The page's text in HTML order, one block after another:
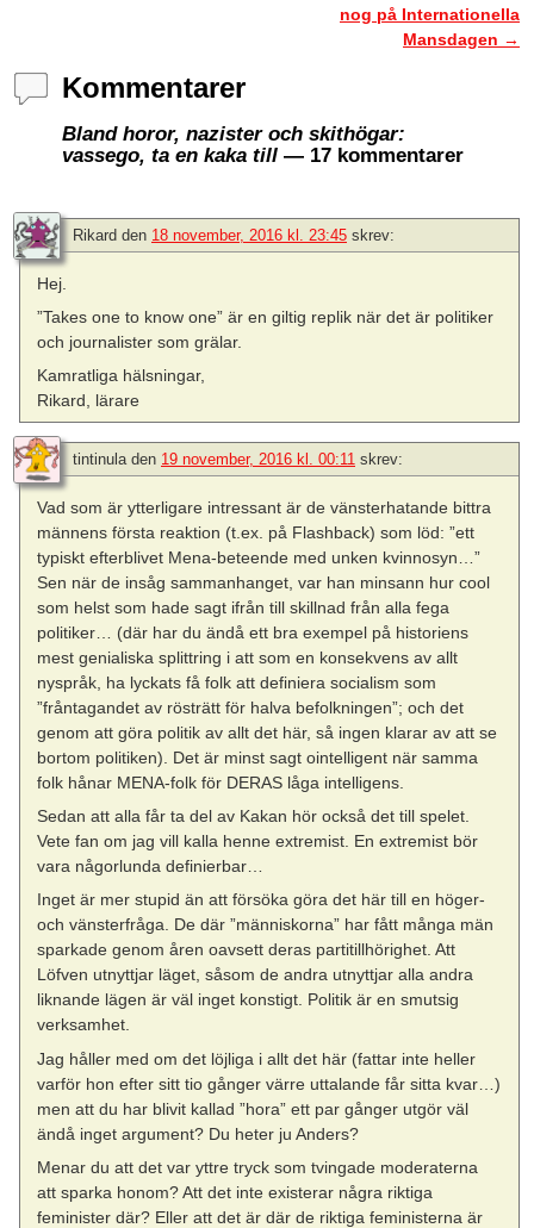
nog på Internationella
Mansdagen →
Kommentarer
Bland horor, nazister och skithögar:
vassego, ta en kaka till — 17 kommentarer
Rikard den 18 november, 2016 kl. 23:45 skrev:
Hej.
”Takes one to know one” är en giltig replik när det är politiker
och journalister som grälar.
Kamratliga hälsningar,
Rikard, lärare
tintinuladen 19 november, 2016 kl. 00:11 skrev:
Vad som är ytterligare intressant är de vänsterhatande bittra
männens första reaktion (t.ex. på Flashback) som löd: ”ett
typiskt efterblivet Mena-beteende med unken kvinnosyn…”
Sen när de insåg sammanhanget, var han minsann hur cool
som helst som hade sagt ifrån till skillnad från alla fega
politiker… (där har du ändå ett bra exempel på historiens
mest genialiska splittring i att som en konsekvens av allt
nyspråk, ha lyckats få folk att definiera socialism som
”fråntagandet av rösträtt för halva befolkningen”; och det
genom att göra politik av allt det här, så ingen klarar av att se
bortom politiken). Det är minst sagt ointelligent när samma
folk hånar MENA-folk för DERAS låga intelligens.
Sedan att alla får ta del av Kakan hör också det till spelet.
Vete fan om jag vill kalla henne extremist. En extremist bör
vara någorlunda definierbar…
Inget är mer stupid än att försöka göra det här till en höger-
och vänsterfråga. De där ”människorna” har fått många män
sparkade genom åren oavsett deras partitillhörighet. Att
Löfven utnyttjar läget, såsom de andra utnyttjar alla andra
liknande lägen är väl inget konstigt. Politik är en smutsig
verksamhet.
Jag håller med om det löjliga i allt det här (fattar inte heller
varför hon efter sitt tio gånger värre uttalande får sitta kvar…)
men att du har blivit kallad ”hora” ett par gånger utgör väl
ändå inget argument? Du heter ju Anders?
Menar du att det var yttre tryck som tvingade moderaterna
att sparka honom? Att det inte existerar några riktiga
feminister där? Eller att det är där de riktiga feministerna är